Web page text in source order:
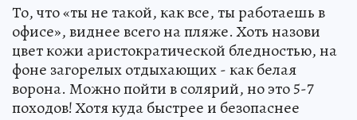
То, что «ты не такой, как все, ты работаешь в
офисе», виднее всего на пляже. Хоть назови
цвет кожи аристократической бледностью, на
фоне загорелых отдыхающих - как белая
ворона. Можно пойти в солярий, но это 5-7
походов! Хотя куда быстрее и безопаснее